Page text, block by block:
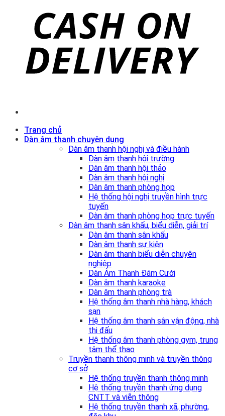
Trang chủ
Dàn âm thanh chuyên dụng
Dàn âm thanh hội nghị và điều hành
Dàn âm thanh hội trường
Dàn âm thanh hội thảo
Dàn âm thanh hội nghị
Dàn âm thanh phòng họp
Hệ thống hội nghị truyền hình trực
tuyến
Dàn âm thanh phòng họp trực tuyến
Dàn âm thanh sân khấu, biểu diễn, giải trí
Dàn âm thanh sân khấu
Dàn âm thanh sự kiện
Dàn âm thanh biểu diễn chuyên
nghiệp
Dàn Âm Thanh Đám Cưới
Dàn âm thanh karaoke
Dàn âm thanh phòng trà
Hệ thống âm thanh nhà hàng, khách
sạn
Hệ thống âm thanh sân vận động, nhà
thi đấu
Hệ thống âm thanh phòng gym, trung
tâm thể thao
Truyền thanh thông minh và truyền thông
cơ sở
Hệ thống truyền thanh thông minh
Hệ thống truyền thanh ứng dụng
CNTT và viễn thông
Hệ thống truyền thanh xã, phường,